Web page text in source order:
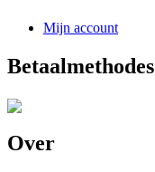
Mijn account
Betaalmethodes
Over